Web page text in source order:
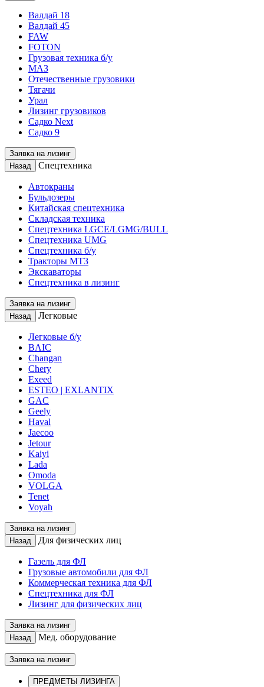
Валдай 18
Валдай 45
FAW
FOTON
Грузовая техника б/у
МАЗ
Отечественные грузовики
Тягачи
Урал
Лизинг грузовиков
Садко Next
Садко 9
Заявка на лизинг
Назад
Спецтехника
Автокраны
Бульдозеры
Китайская спецтехника
Складская техника
Спецтехника LGCE/LGMG/BULL
Спецтехника UMG
Спецтехника б/у
Тракторы МТЗ
Экскаваторы
Спецтехника в лизинг
Заявка на лизинг
Назад
Легковые
Легковые б/у
BAIC
Changan
Chery
Exeed
ESTEO | EXLANTIX
GAC
Geely
Haval
Jaecoo
Jetour
Kaiyi
Lada
Omoda
VOLGA
Tenet
Voyah
Заявка на лизинг
Назад
Для физических лиц
Газель для ФЛ
Грузовые автомобили для ФЛ
Коммерческая техника для ФЛ
Спецтехника для ФЛ
Лизинг для физических лиц
Заявка на лизинг
Назад
Мед. оборудование
Заявка на лизинг
ПРЕДМЕТЫ ЛИЗИНГА